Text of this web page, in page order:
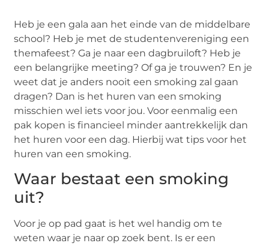
Heb je een gala aan het einde van de middelbare
school? Heb je met de studentenvereniging een
themafeest? Ga je naar een dagbruiloft? Heb je
een belangrijke meeting? Of ga je trouwen? En je
weet dat je anders nooit een smoking zal gaan
dragen? Dan is het huren van een smoking
misschien wel iets voor jou. Voor eenmalig een
pak kopen is financieel minder aantrekkelijk dan
het huren voor een dag. Hierbij wat tips voor het
huren van een smoking.
Waar bestaat een smoking
uit?
Voor je op pad gaat is het wel handig om te
weten waar je naar op zoek bent. Is er een